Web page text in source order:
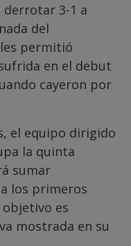
derrotar 3-1 a
del
permitió
en el debut
cayeron por
el equipo dirigido
la quinta
sumar
los primeros
objetivo es
mostrada en su